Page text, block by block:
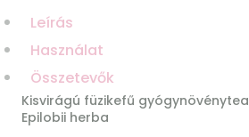
Leírás
Használat
Összetevők
Kisvirágú füzikefű gyógynövénytea
Epilobii herba